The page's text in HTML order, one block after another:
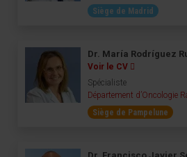
Siège de Madrid
Dr. María Rodríguez
Voir le CV
Spécialiste
Département d’Oncologie
Siège de Pampelune